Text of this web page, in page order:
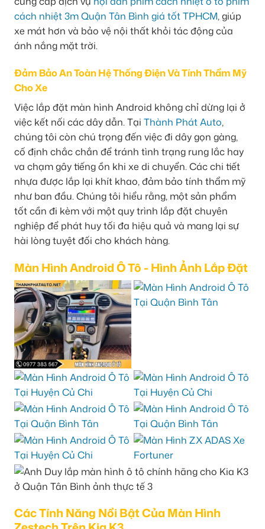
cách nhiệt 3m Quận Tân Bình giá tốt TPHCM, giúp
xe mát hơn và bảo vệ nội thất khỏi tác động của
ánh nắng mặt trời.
Đảm Bảo An Toàn Hệ Thống Điện Và Tính Thẩm Mỹ
Cho Xe
Việc lắp đặt màn hình Android không chỉ dừng lại ở
việc kết nối các dây dẫn. Tại Thành Phát Auto,
chúng tôi còn chú trọng đến việc đi dây gọn gàng,
cố định chắc chắn để tránh tình trạng rung lắc hay
va chạm gây tiếng ồn khi xe di chuyển. Các chi tiết
nhựa được lắp lại khít khao, đảm bảo tính thẩm mỹ
như ban đầu. Chúng tôi hiểu rằng, một sản phẩm
tốt cần đi kèm với một quy trình lắp đặt chuyên
nghiệp để phát huy tối đa hiệu quả và mang lại sự
hài lòng tuyệt đối cho khách hàng.
Màn Hình Android Ô Tô - Hình Ảnh Lắp Đặt
Các Tính Năng Nổi Bật Của Màn Hình